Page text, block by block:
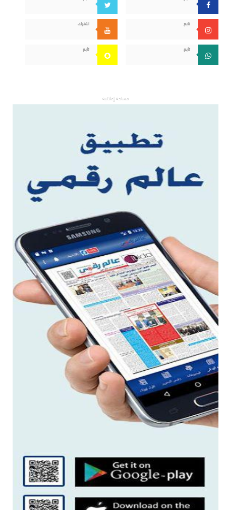
تابع اشترك
تابع تابع
مساحة إعلانية